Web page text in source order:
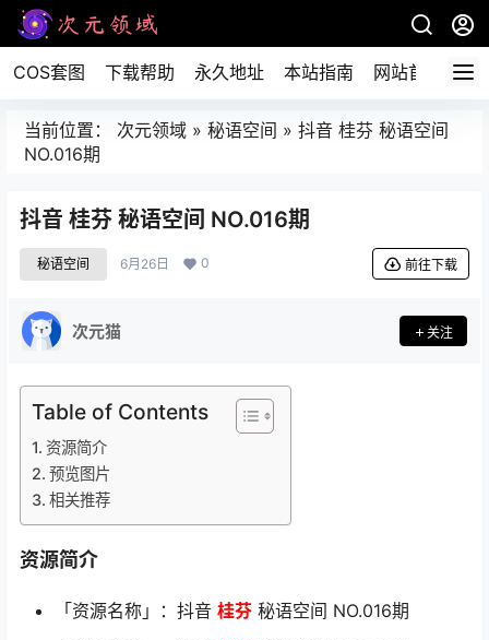
COS套图 下载帮助 永久地址 本站指南 网站首页
当前位置： 次元领域 » 秘语空间 » 抖音 桂芬 秘语空间
NO.016期
抖音 桂芬 秘语空间 NO.016期
秘语空间 6月26日 0 前往下载
次元猫 关注
Table of Contents
资源简介
预览图片
相关推荐
资源简介
「资源名称」：抖音 桂芬 秘语空间 NO.016期